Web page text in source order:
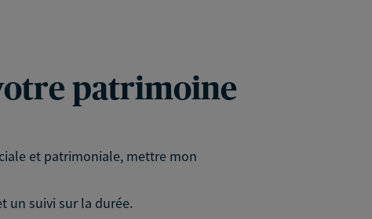
patrimoine
et patrimoniale, mettre mon
un suivi sur la durée.